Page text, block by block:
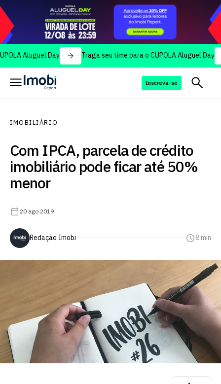
Day Traga seu time para o CUPOLA Aluguel Day
Inscreva-se
IMOBILIÁRIO
Com IPCA, parcela de crédito
imobiliário pode ficar até 50%
menor
20 ago 2019
Redação Imobi 8 min